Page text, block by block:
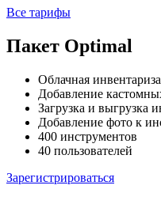
Все тарифы
Пакет Optimal
Облачная
Добавление
Загрузка и выгрузка
Добавление фото к
400 инструментов
40 пользователей
Зарегистрироваться